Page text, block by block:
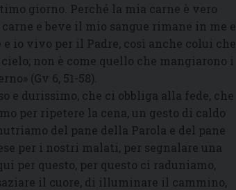
giorno. Perché la mia carne è vero
e beve il mio sangue rimane in me e
io vivo per il Padre, così anche colui che
non è come quello che mangiarono i
(Gv 6, 51-58).
e durissimo, che ci obbliga alla fede, che
per ripetere la cena, un gesto di caldo
del pane della Parola e del pane
per i nostri malati, per segnalare una
per questo, per questo ci raduniamo,
il cuore, di illuminare il cammino,